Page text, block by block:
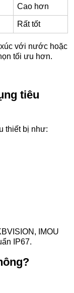
Cao hơn
Rất tốt
với nước hoặc
tối ưu hơn.
tiêu
thiết bị như:
IMOU
IP67.